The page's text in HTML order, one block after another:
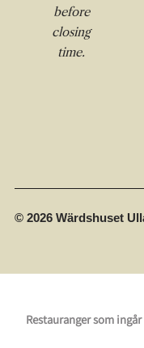
before
closing
time.
© 2026 Wärdshuset
Restauranger som